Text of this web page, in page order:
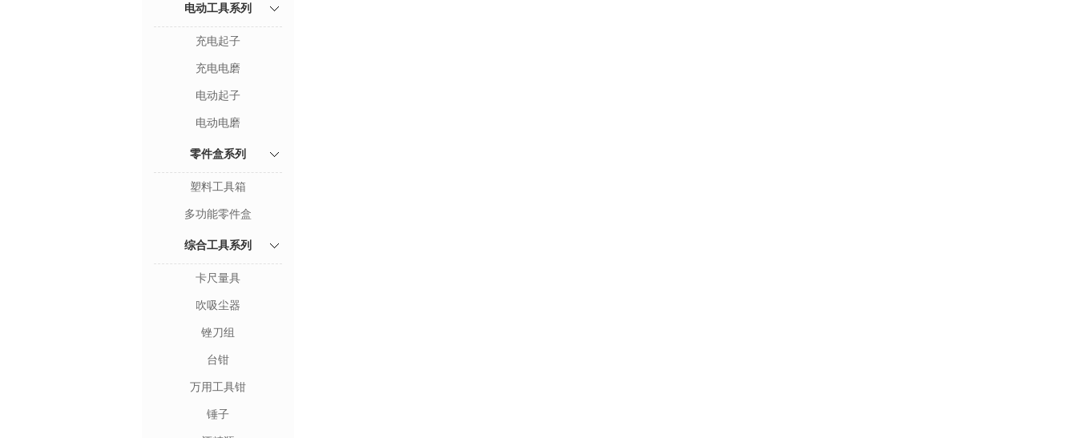
电动工具系列
充电起子
充电电磨
电动起子
电动电磨
零件盒系列
塑料工具箱
多功能零件盒
综合工具系列
卡尺量具
吹吸尘器
锉刀组
台钳
万用工具钳
锤子